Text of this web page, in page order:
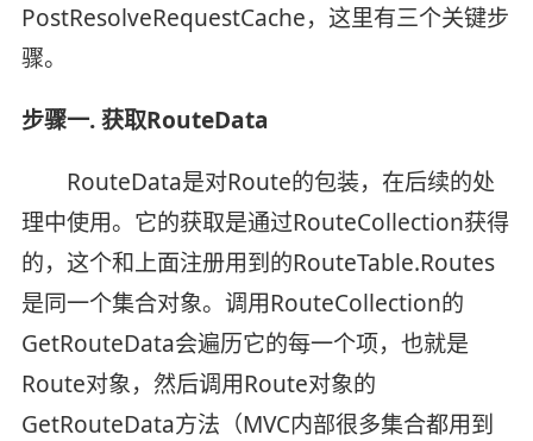
PostResolveRequestCache，这里有三个关键步
骤。
步骤一. 获取RouteData
RouteData是对Route的包装，在后续的处
理中使用。它的获取是通过RouteCollection获得
的，这个和上面注册用到的RouteTable.Routes
是同一个集合对象。调用RouteCollection的
GetRouteData会遍历它的每一个项，也就是
Route对象，然后调用Route对象的
GetRouteData方法（MVC内部很多集合都用到